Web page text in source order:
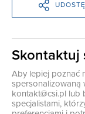
Skontaktuj
Aby lepiej poznać
spersonalizowaną
kontakt@csi.pl lub
specjalistami,